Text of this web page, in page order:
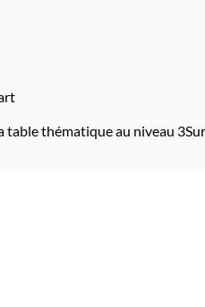
table thématique au niveau